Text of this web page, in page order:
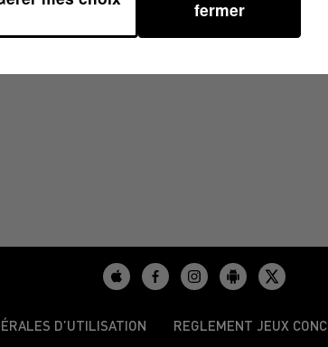
D’UTILISATION REGLEMENT JEUX
fermer